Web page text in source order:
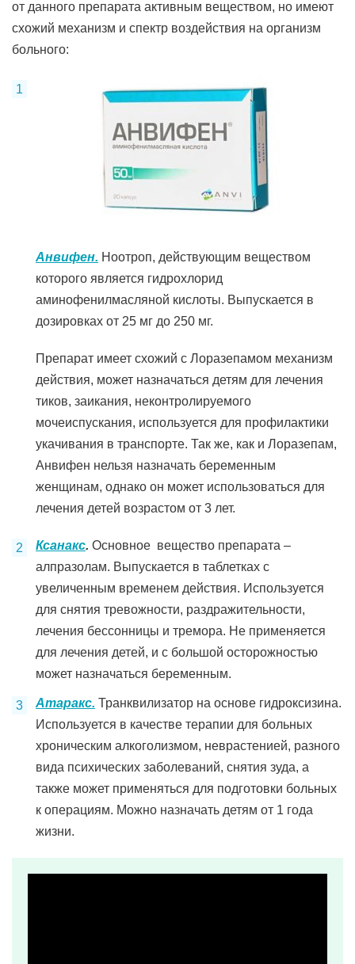
от данного препарата активным веществом, но имеют
схожий механизм и спектр воздействия на организм
больного:
Анвифен. Ноотроп, действующим веществом
которого является гидрохлорид
аминофенилмасляной кислоты. Выпускается в
дозировках от 25 мг до 250 мг.
Препарат имеет схожий с Лоразепамом механизм
действия, может назначаться детям для лечения
тиков, заикания, неконтролируемого
мочеиспускания, используется для профилактики
укачивания в транспорте. Так же, как и Лоразепам,
Анвифен нельзя назначать беременным
женщинам, однако он может использоваться для
лечения детей возрастом от 3 лет.
Ксанакс. Основное вещество препарата –
алпразолам. Выпускается в таблетках с
увеличенным временем действия. Используется
для снятия тревожности, раздражительности,
лечения бессонницы и тремора. Не применяется
для лечения детей, и с большой осторожностью
может назначаться беременным.
Атаракс. Транквилизатор на основе гидроксизина.
Используется в качестве терапии для больных
хроническим алкоголизмом, неврастенией, разного
вида психических заболеваний, снятия зуда, а
также может применяться для подготовки больных
к операциям. Можно назначать детям от 1 года
жизни.